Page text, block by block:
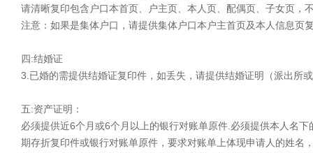
请清晰复印包含户口本首页、户主页、本人页、配偶页、子女页，
注意：如果是集体户口，请提供集体户口本户主首页及本人信息页
四:结婚证
3.已婚的需提供结婚证复印件，如丢失，请提供结婚证明（派出所
五:资产证明：
必须提供近6个月或6个月以上的银行对账单原件.必须提供本人名
期存折复印件或银行对账单原件，要求对账单上体现申请人的姓